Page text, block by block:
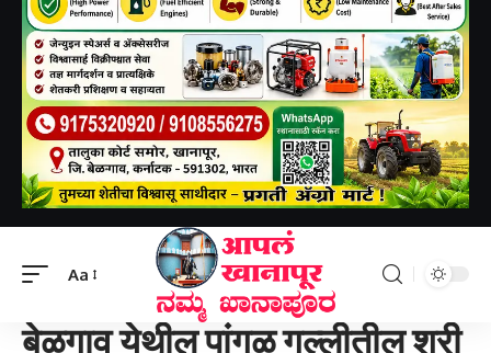
Aa
बेळगाव जिल्हा>बेळगाव येथील पांगुळ गल्लीतील श्री अश्वत्थामा मंदिराच्या समोर लोटांगण घालण्याचा कार्यक्रम पार पडला
बेळगाव येथील पांगुळ गल्लीतील श्री